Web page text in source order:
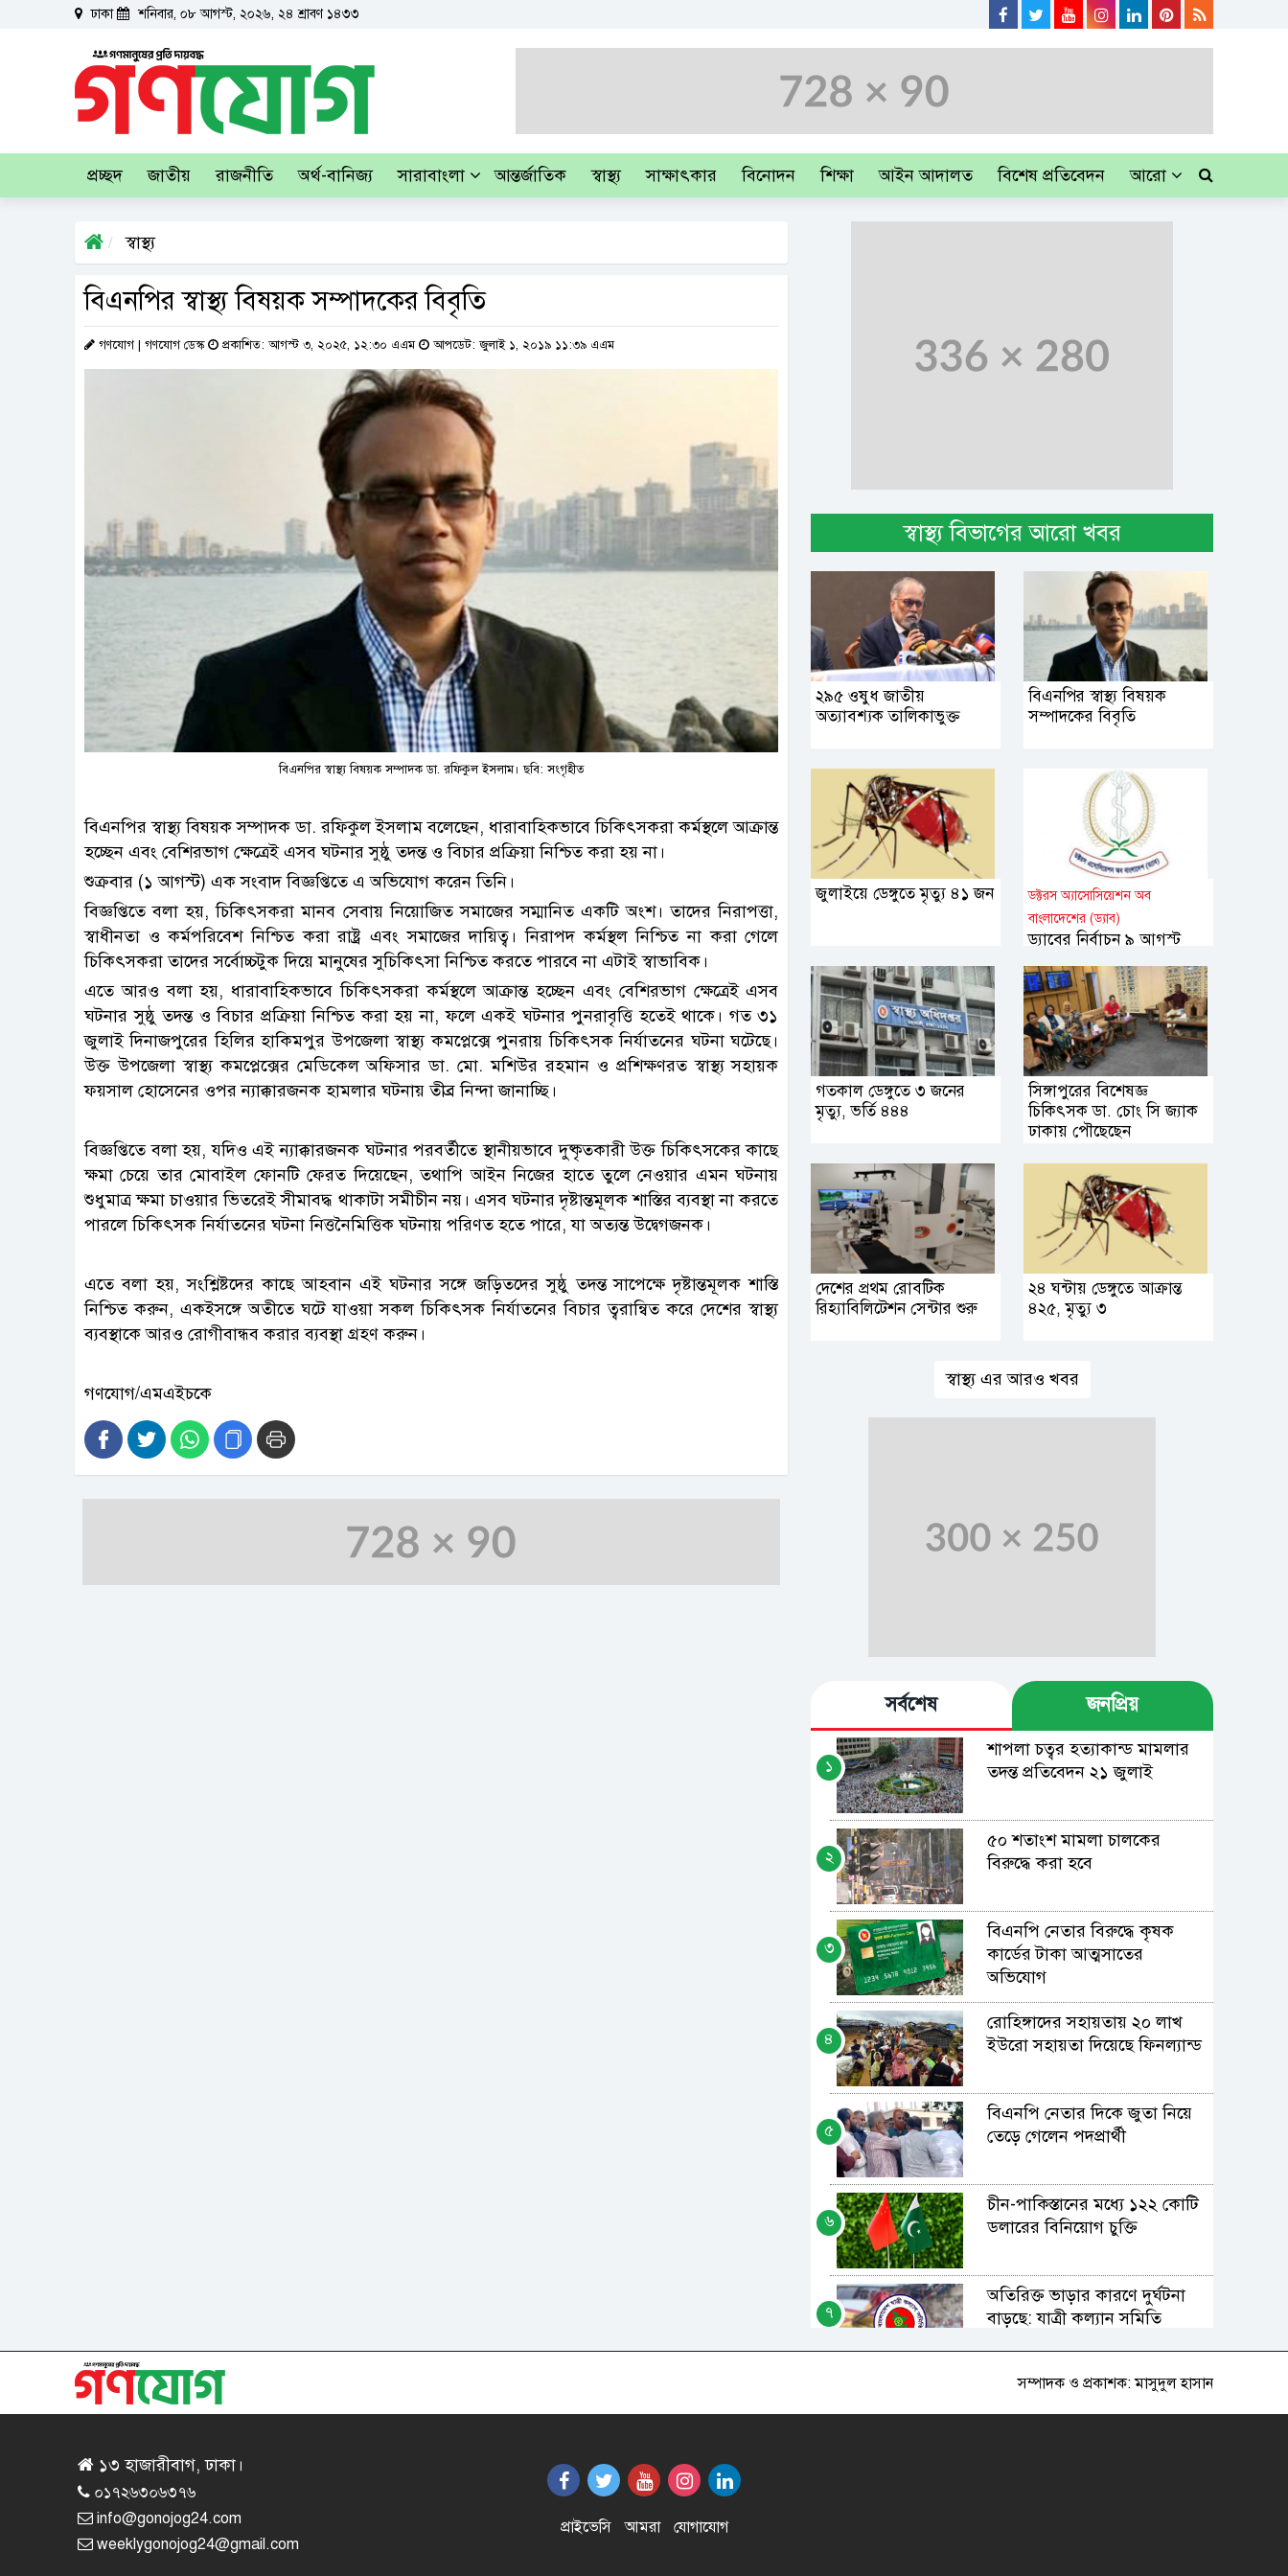
ঢাকা শনিবার, ০৮ আগস্ট, ২০২৬, ২৪ শ্রাবণ ১৪৩৩
প্রচ্ছদ জাতীয় রাজনীতি অর্থ-বানিজ্য সারাবাংলা আন্তর্জাতিক স্বাস্থ্য সাক্ষাৎকার বিনোদন শিক্ষা আইন আদালত বিশেষ প্রতিবেদন আরো
স্বাস্থ্য
বিএনপির স্বাস্থ্য বিষয়ক সম্পাদকের বিবৃতি
গণযোগ | গণযোগ ডেস্ক প্রকাশিত: আগস্ট ৩, ২০২৫, ১২:৩০ এএম আপডেট: জুলাই ১, ২০১৯ ১১:৩৯ এএম
বিএনপির স্বাস্থ্য বিষয়ক সম্পাদক ডা. রফিকুল ইসলাম। ছবি: সংগৃহীত
বিএনপির স্বাস্থ্য বিষয়ক সম্পাদক ডা. রফিকুল ইসলাম বলেছেন, ধারাবাহিকভাবে চিকিৎসকরা কর্মস্থলে আক্রান্ত
হচ্ছেন এবং বেশিরভাগ ক্ষেত্রেই এসব ঘটনার সুষ্ঠু তদন্ত ও বিচার প্রক্রিয়া নিশ্চিত করা হয় না।
শুক্রবার (১ আগস্ট) এক সংবাদ বিজ্ঞপ্তিতে এ অভিযোগ করেন তিনি।
বিজ্ঞপ্তিতে বলা হয়, চিকিৎসকরা মানব সেবায় নিয়োজিত সমাজের সম্মানিত একটি অংশ। তাদের নিরাপত্তা,
স্বাধীনতা ও কর্মপরিবেশ নিশ্চিত করা রাষ্ট্র এবং সমাজের দায়িত্ব। নিরাপদ কর্মস্থল নিশ্চিত না করা গেলে
চিকিৎসকরা তাদের সর্বোচ্চটুক দিয়ে মানুষের সুচিকিৎসা নিশ্চিত করতে পারবে না এটাই স্বাভাবিক।
এতে আরও বলা হয়, ধারাবাহিকভাবে চিকিৎসকরা কর্মস্থলে আক্রান্ত হচ্ছেন এবং বেশিরভাগ ক্ষেত্রেই এসব
ঘটনার সুষ্ঠু তদন্ত ও বিচার প্রক্রিয়া নিশ্চিত করা হয় না, ফলে একই ঘটনার পুনরাবৃত্তি হতেই থাকে। গত ৩১
জুলাই দিনাজপুরের হিলির হাকিমপুর উপজেলা স্বাস্থ্য কমপ্লেক্সে পুনরায় চিকিৎসক নির্যাতনের ঘটনা ঘটেছে।
উক্ত উপজেলা স্বাস্থ্য কমপ্লেক্সের মেডিকেল অফিসার ডা. মো. মশিউর রহমান ও প্রশিক্ষণরত স্বাস্থ্য সহায়ক
ফয়সাল হোসেনের ওপর ন্যাক্কারজনক হামলার ঘটনায় তীব্র নিন্দা জানাচ্ছি।
বিজ্ঞপ্তিতে বলা হয়, যদিও এই ন্যাক্কারজনক ঘটনার পরবর্তীতে স্থানীয়ভাবে দুষ্কৃতকারী উক্ত চিকিৎসকের কাছে
ক্ষমা চেয়ে তার মোবাইল ফোনটি ফেরত দিয়েছেন, তথাপি আইন নিজের হাতে তুলে নেওয়ার এমন ঘটনায়
শুধুমাত্র ক্ষমা চাওয়ার ভিতরেই সীমাবদ্ধ থাকাটা সমীচীন নয়। এসব ঘটনার দৃষ্টান্তমূলক শাস্তির ব্যবস্থা না করতে
পারলে চিকিৎসক নির্যাতনের ঘটনা নিত্তনৈমিত্তিক ঘটনায় পরিণত হতে পারে, যা অত্যন্ত উদ্বেগজনক।
এতে বলা হয়, সংশ্লিষ্টদের কাছে আহবান এই ঘটনার সঙ্গে জড়িতদের সুষ্ঠু তদন্ত সাপেক্ষে দৃষ্টান্তমূলক শাস্তি
নিশ্চিত করুন, একইসঙ্গে অতীতে ঘটে যাওয়া সকল চিকিৎসক নির্যাতনের বিচার ত্বরান্বিত করে দেশের স্বাস্থ্য
ব্যবস্থাকে আরও রোগীবান্ধব করার ব্যবস্থা গ্রহণ করুন।
গণযোগ/এমএইচকে
স্বাস্থ্য বিভাগের আরো খবর
২৯৫ ওষুধ জাতীয়
অত্যাবশ্যক তালিকাভুক্ত
বিএনপির স্বাস্থ্য বিষয়ক
সম্পাদকের বিবৃতি
জুলাইয়ে ডেঙ্গুতে মৃত্যু ৪১ জন
ডক্টরস অ্যাসোসিয়েশন অব
বাংলাদেশের (ড্যাব)
ড্যাবের নির্বাচন ৯ আগস্ট
গতকাল ডেঙ্গুতে ৩ জনের
মৃত্যু, ভর্তি ৪৪৪
সিঙ্গাপুরের বিশেষজ্ঞ
চিকিৎসক ডা. চোং সি জ্যাক
ঢাকায় পৌছেছেন
দেশের প্রথম রোবটিক
রিহ্যাবিলিটেশন সেন্টার শুরু
২৪ ঘন্টায় ডেঙ্গুতে আক্রান্ত
৪২৫, মৃত্যু ৩
স্বাস্থ্য এর আরও খবর
সর্বশেষ জনপ্রিয়
১
শাপলা চত্বর হত্যাকান্ড মামলার
তদন্ত প্রতিবেদন ২১ জুলাই
২
৫০ শতাংশ মামলা চালকের
বিরুদ্ধে করা হবে
৩
বিএনপি নেতার বিরুদ্ধে কৃষক
কার্ডের টাকা আত্মসাতের
অভিযোগ
৪
রোহিঙ্গাদের সহায়তায় ২০ লাখ
ইউরো সহায়তা দিয়েছে ফিনল্যান্ড
৫
বিএনপি নেতার দিকে জুতা নিয়ে
তেড়ে গেলেন পদপ্রার্থী
৬
চীন-পাকিস্তানের মধ্যে ১২২ কোটি
ডলারের বিনিয়োগ চুক্তি
৭
অতিরিক্ত ভাড়ার কারণে দুর্ঘটনা
বাড়ছে: যাত্রী কল্যান সমিতি
ব্যক্তি আক্রোশ ও চরিত্রহনন মত
প্রকাশের স্বাধীনতা নয়: রুমন
সম্পাদক ও প্রকাশক: মাসুদুল হাসান
১৩ হাজারীবাগ, ঢাকা।
০১৭২৬৩০৬৩৭৬
info@gonojog24.com
weeklygonojog24@gmail.com
প্রাইভেসি আমরা যোগাযোগ